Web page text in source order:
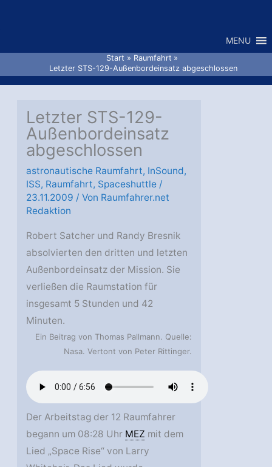
MENU
Start
Raumfahrt
Letzter STS-129-Außenbordeinsatz abgeschlossen
Letzter STS-129-
Außenbordeinsatz
abgeschlossen
astronautische Raumfahrt, InSound,
ISS, Raumfahrt, Spaceshuttle /
23.11.2009 / Von Raumfahrer.net
Redaktion
Robert Satcher und Randy Bresnik
absolvierten den dritten und letzten
Außenbordeinsatz der Mission. Sie
verließen die Raumstation für
insgesamt 5 Stunden und 42
Minuten.
Ein Beitrag von Thomas Pallmann. Quelle:
Nasa. Vertont von Peter Rittinger.
Der Arbeitstag der 12 Raumfahrer
begann um 08:28 Uhr MEZ mit dem
Lied „Space Rise“ von Larry